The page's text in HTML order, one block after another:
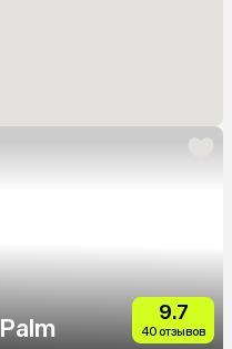
9.7
40 отзывов